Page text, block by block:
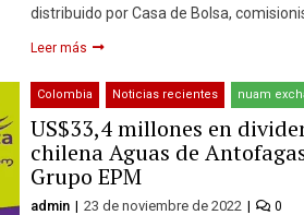
distribuido por Casa de Bolsa,
Leer más
Colombia Noticias recientes nuam
US$33,4 millones en
chilena Aguas de
Grupo EPM
admin 23 de noviembre de 2022 0